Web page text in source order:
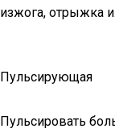
изжога, отрыжка
Пульсирующая
Пульсировать